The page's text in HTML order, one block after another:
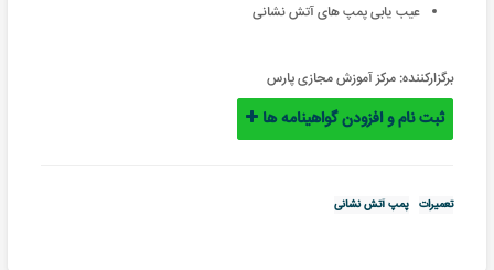
عیب یابی پمپ های آتش نشانی
برگزارکننده: مرکز آموزش مجازی پارس
ثبت نام و افزودن گواهینامه ها
تعمیرات پمپ آتش نشانی